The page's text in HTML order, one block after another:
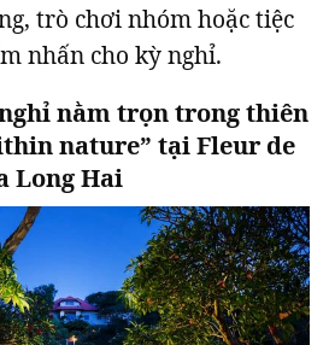
trò chơi nhóm hoặc tiệc
nhấn cho kỳ nghỉ.
nằm trọn trong thiên
nature” tại Fleur de
Long Hai